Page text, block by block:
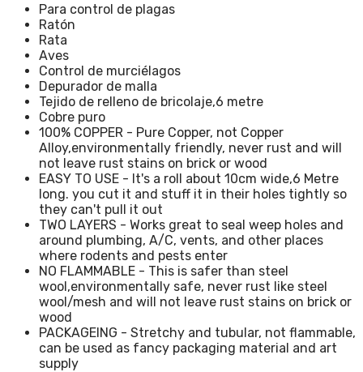
Para control de plagas
Ratón
Rata
Aves
Control de murciélagos
Depurador de malla
Tejido de relleno de bricolaje,6 metre
Cobre puro
100% COPPER - Pure Copper, not Copper
Alloy,environmentally friendly, never rust and will
not leave rust stains on brick or wood
EASY TO USE - It's a roll about 10cm wide,6 Metre
long. you cut it and stuff it in their holes tightly so
they can't pull it out
TWO LAYERS - Works great to seal weep holes and
around plumbing, A/C, vents, and other places
where rodents and pests enter
NO FLAMMABLE - This is safer than steel
wool,environmentally safe, never rust like steel
wool/mesh and will not leave rust stains on brick or
wood
PACKAGEING - Stretchy and tubular, not flammable,
can be used as fancy packaging material and art
supply